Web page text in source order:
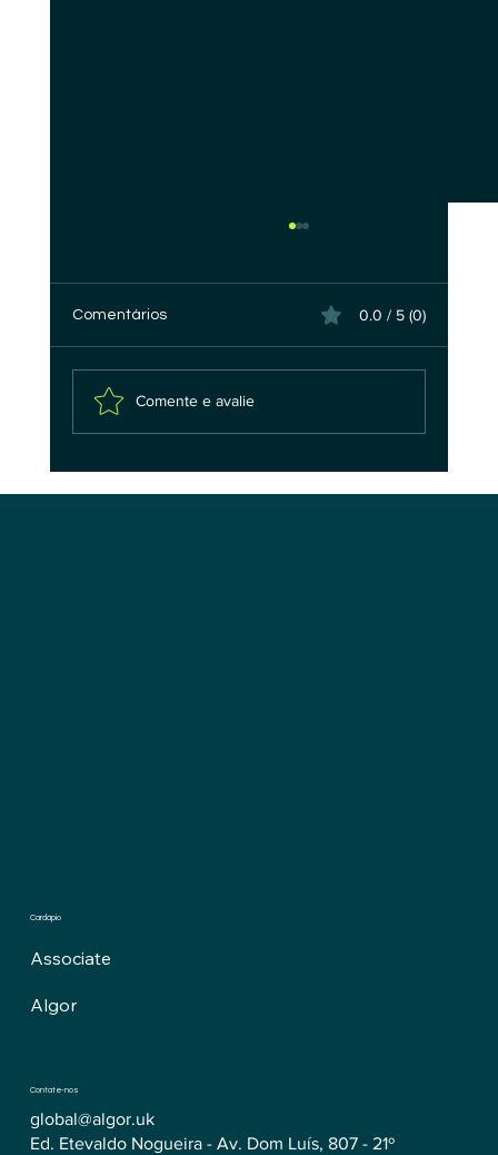
Comentários 0.0 / 5 (0)
Comente e avalie
Cardápio
Associate
Algor
Contate-nos
global@algor.uk
Ed. Etevaldo Nogueira - Av. Dom Luís, 807 - 21º